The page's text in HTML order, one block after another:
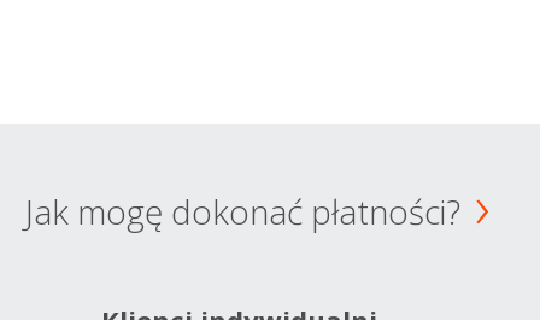
Jak mogę dokonać płatności?